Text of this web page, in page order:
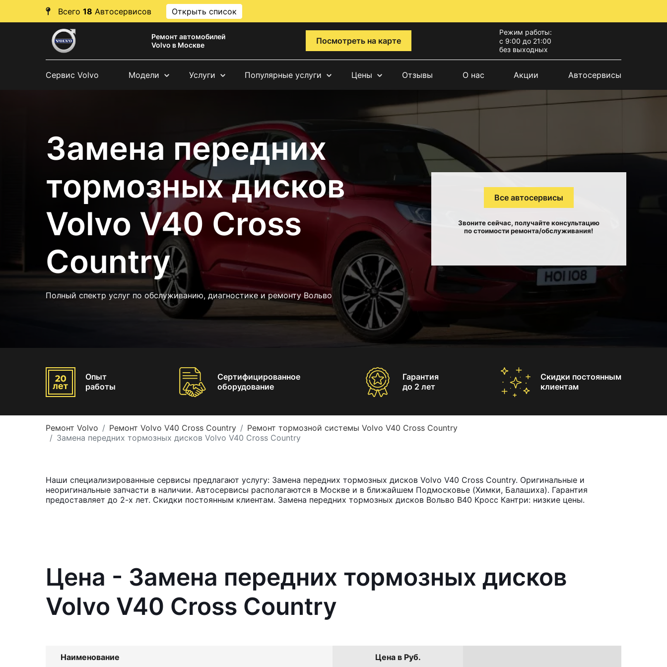
Всего 18 Автосервисов Открыть список
Ремонт автомобилей
Volvo в Москве
Посмотреть на карте
Режим работы:
с 9:00 до 21:00
без выходных
Сервис Volvo Модели Услуги Популярные услуги Цены Отзывы О нас Акции Автосервисы
Замена передних
тормозных дисков
Volvo V40 Cross
Country
Полный спектр услуг по обслуживанию, диагностике и ремонту Вольво
Все автосервисы
Звоните сейчас, получайте консультацию
по стоимости ремонта/обслуживания!
Опыт
работы
Сертифицированное
оборудование
Гарантия
до 2 лет
Скидки постоянным
клиентам
Ремонт Volvo Ремонт Volvo V40 Cross Country
Ремонт тормозной системы Volvo V40 Cross Country
Замена передних тормозных дисков Volvo V40 Cross Country
Наши специализированные сервисы предлагают услугу: Замена передних тормозных дисков Volvo V40 Cross Country. Оригинальные и
неоригинальные запчасти в наличии. Автосервисы располагаются в Москве и в ближайшем Подмосковье (Химки, Балашиха). Гарантия
предоставляет до 2-х лет. Скидки постоянным клиентам. Замена передних тормозных дисков Вольво В40 Кросс Кантри: низкие цены.
Цена - Замена передних тормозных дисков
Volvo V40 Cross Country
Наименование Цена в Руб.